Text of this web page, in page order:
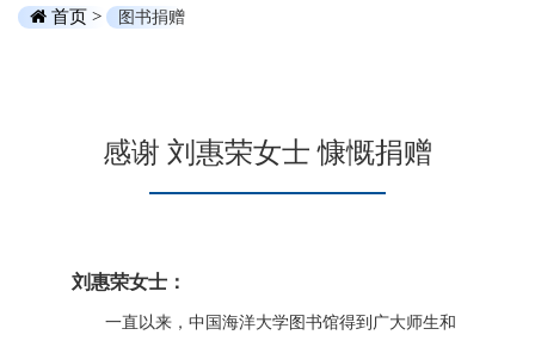
首页 > 图书捐赠
感谢 刘惠荣女士 慷慨捐赠
刘惠荣女士：
一直以来，中国海洋大学图书馆得到广大师生和